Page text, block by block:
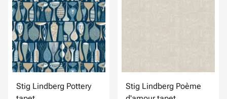
Stig Lindberg Pottery
Stig Lindberg Poème